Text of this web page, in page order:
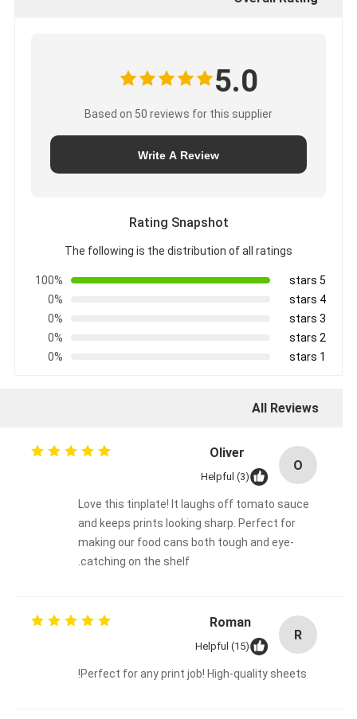
5.0
Based on 50 reviews for this supplier
Write A Review
Rating Snapshot
The following is the distribution of all ratings
5 stars
100%
4 stars
0%
3 stars
0%
2 stars
0%
1 stars
0%
All Reviews
O
Oliver
Helpful (3)
Love this tinplate! It laughs off tomato sauce
and keeps prints looking sharp. Perfect for
making our food cans both tough and eye-
catching on the shelf.
R
Roman
Helpful (15)
Perfect for any print job! High-quality sheets!